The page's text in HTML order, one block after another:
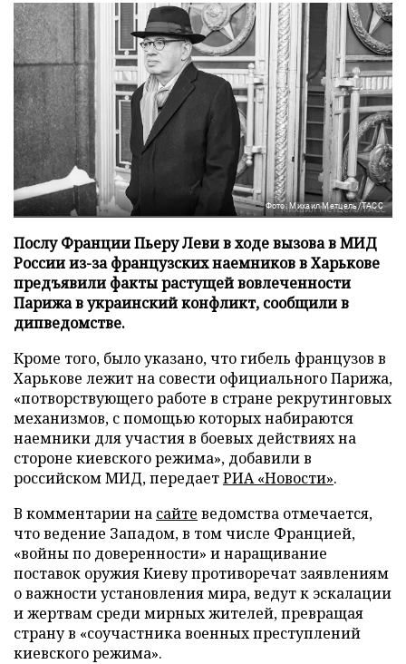
Фото: Михаил Метцель/ТАСС
Послу Франции Пьеру Леви в ходе вызова в МИД
России из-за французских наемников в Харькове
предъявили факты растущей вовлеченности
Парижа в украинский конфликт, сообщили в
дипведомстве.
Кроме того, было указано, что гибель французов в
Харькове лежит на совести официального Парижа,
«потворствующего работе в стране рекрутинговых
механизмов, с помощью которых набираются
наемники для участия в боевых действиях на
стороне киевского режима», добавили в
российском МИД, передаетРИА «Новости».
В комментарии на сайте ведомства отмечается,
что ведение Западом, в том числе Францией,
«войны по доверенности» и наращивание
поставок оружия Киеву противоречат заявлениям
о важности установления мира, ведут к эскалации
и жертвам среди мирных жителей, превращая
страну в «соучастника военных преступлений
киевского режима».